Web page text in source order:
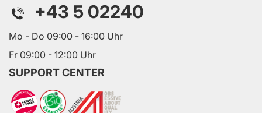
+43 5 02240
Mo - Do 09:00 - 16:00 Uhr
Fr 09:00 - 12:00 Uhr
SUPPORT CENTER